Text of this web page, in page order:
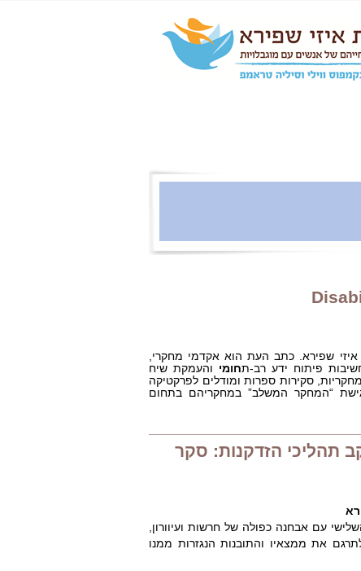
שפירא. כתב העת הוא אקדמי מחקרי,
פיתוח ידע רב-תחומי והעמקת שיח
סקירות ספרות ומודלים לפרקטיקה
“המחקר המשלב” במחקריהם בתחום
תהליכי הזדקנות: סקר
עם אבחנה כפולה של חרשות ועיוורון,
את ממצאיו והתובנות הנגזרות ממנו